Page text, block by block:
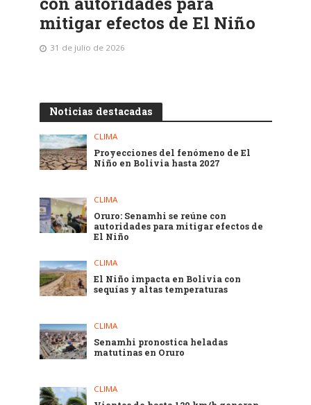
mitigar efectos de El Niño
31 de julio de 2026
Noticias destacadas
CLIMA
Proyecciones del fenómeno de El
Niño en Bolivia hasta 2027
CLIMA
Oruro: Senamhi se reúne con
autoridades para mitigar efectos de
El Niño
CLIMA
El Niño impacta en Bolivia con
sequías y altas temperaturas
CLIMA
Senamhi pronostica heladas
matutinas en Oruro
CLIMA